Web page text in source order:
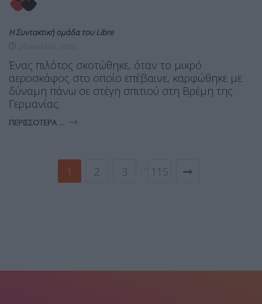
Η Συντακτική ομάδα του Libre
Ένας πιλότος σκοτώθηκε, όταν το μικρό
αεροσκάφος στο οποίο επέβαινε, καρφώθηκε με
δύναμη πάνω σε στέγη σπιτιού στη Βρέμη της
Γερμανίας.
ΠΕΡΙΣΣΌΤΕΡΑ ...
1 2 3 … 115